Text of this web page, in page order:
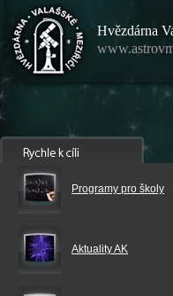
Hvězdárna
Programy pro školy
Aktuality AK